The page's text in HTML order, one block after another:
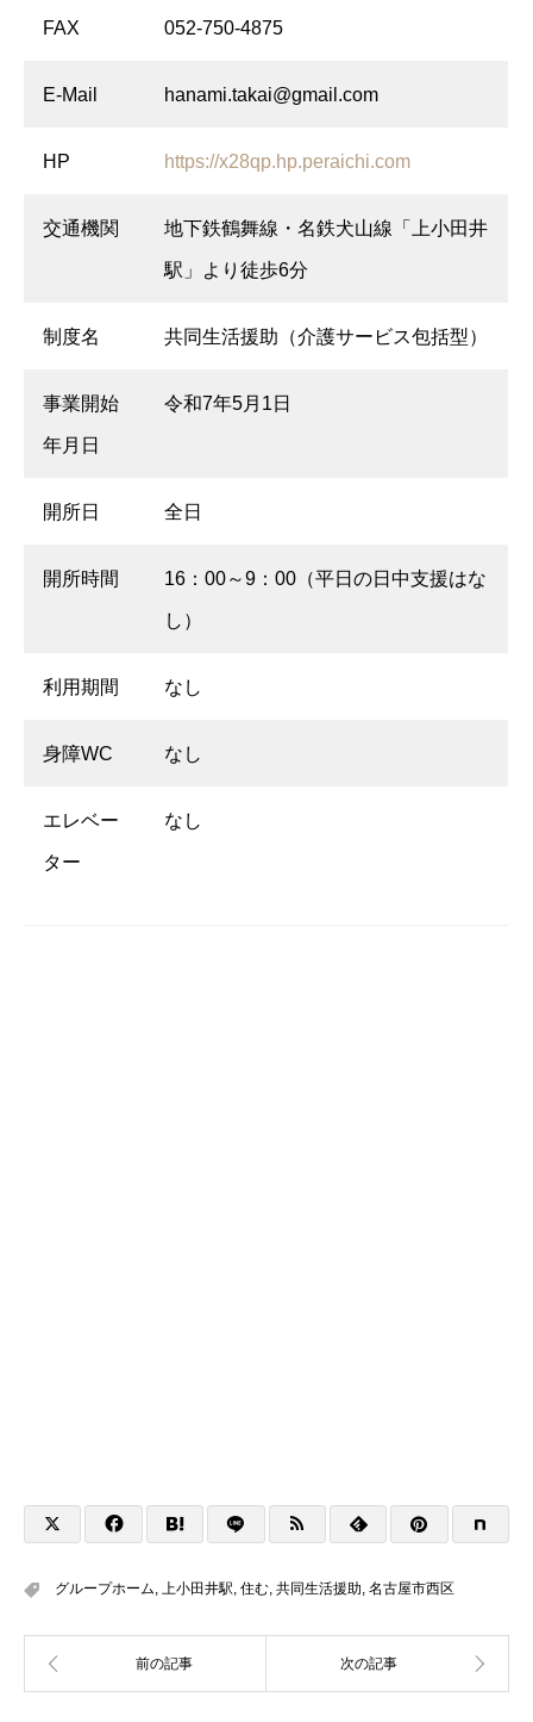
FAX 052-750-4875
E-Mail hanami.takai@gmail.com
HP https://x28qp.hp.peraichi.com
交通機関 地下鉄鶴舞線・名鉄犬山線「上小田井
駅」より徒歩6分
制度名 共同生活援助（介護サービス包括型）
事業開始
年月日
令和7年5月1日
開所日 全日
開所時間 16：00～9：00（平日の日中支援はな
し）
利用期間 なし
身障WC なし
エレベー
ター
なし
グループホーム, 上小田井駅, 住む, 共同生活援助, 名古屋市西区